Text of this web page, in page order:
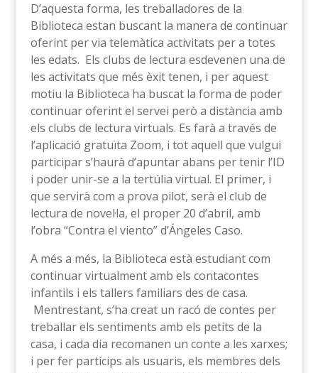
D’aquesta forma, les treballadores de la
Biblioteca estan buscant la manera de continuar
oferint per via telemàtica activitats per a totes
les edats. Els clubs de lectura esdevenen una de
les activitats que més èxit tenen, i per aquest
motiu la Biblioteca ha buscat la forma de poder
continuar oferint el servei però a distància amb
els clubs de lectura virtuals. Es farà a través de
l’aplicació gratuïta Zoom, i tot aquell que vulgui
participar s’haurà d’apuntar abans per tenir l’ID
i poder unir-se a la tertúlia virtual. El primer, i
que servirà com a prova pilot, serà el club de
lectura de novel·la, el proper 20 d’abril, amb
l’obra “Contra el viento” d’Ángeles Caso.
A més a més, la Biblioteca està estudiant com
continuar virtualment amb els contacontes
infantils i els tallers familiars des de casa.
Mentrestant, s’ha creat un racó de contes per
treballar els sentiments amb els petits de la
casa, i cada dia recomanen un conte a les xarxes;
i per fer partícips als usuaris, els membres dels